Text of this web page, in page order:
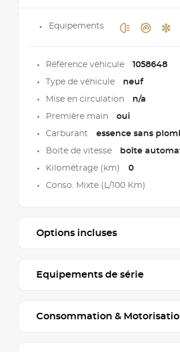
Equipements
Référence véhicule 1058648
Type de véhicule neuf
Mise en circulation n/a
Première main oui
Carburant essence sans
Boite de vitesse boîte
Kilométrage (km) 0
Conso. Mixte (L/100 Km)
Options incluses
Equipements de série
Consommation &